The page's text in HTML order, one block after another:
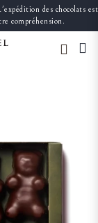
des chocolats est
compréhension.